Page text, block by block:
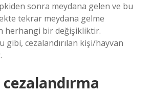
sonra meydana gelen ve bu
tekrar meydana gelme
herhangi bir değişikliktir.
gibi, cezalandırılan kişi/hayvan